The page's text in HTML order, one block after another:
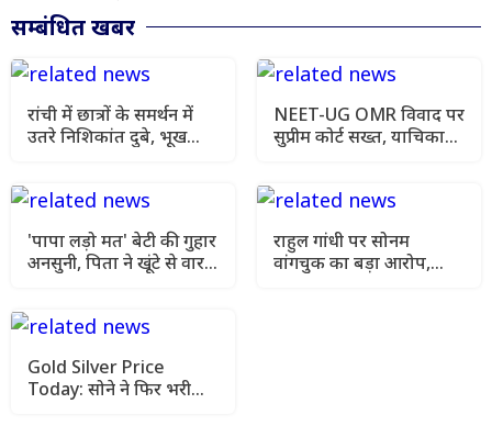
सम्बंधित खबर
रांची में छात्रों के समर्थन में
उतरे निशिकांत दुबे, भूख
NEET-UG OMR विवाद पर
सुप्रीम कोर्ट सख्त, याचिका
'पापा लड़ो मत' बेटी की गुहार
अनसुनी, पिता ने खूंटे से वार
राहुल गांधी पर सोनम
वांगचुक का बड़ा आरोप,
Gold Silver Price
Today: सोने ने फिर भरी